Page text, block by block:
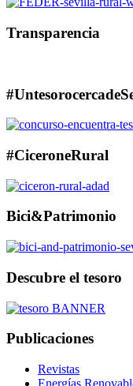
Transparencia
#CiceroneRural
Bici&Patrimonio
Descubre el tesoro
Publicaciones
Revistas
Energías